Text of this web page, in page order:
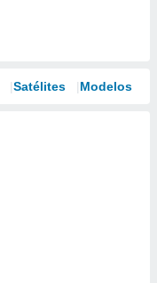
Satélites Modelos